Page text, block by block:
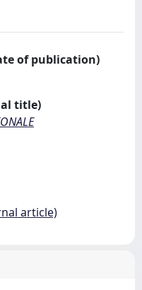
of publication)
title)
article)